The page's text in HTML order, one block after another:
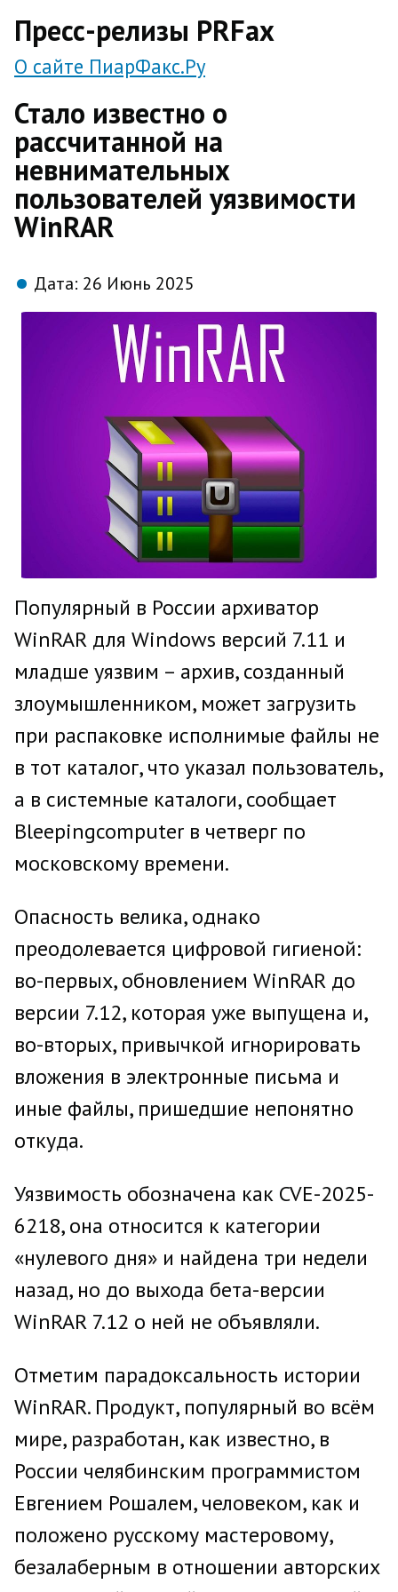
Пресс-релизы PRFax
О сайте ПиарФакс.Ру
Стало известно о
рассчитанной на
невнимательных
пользователей уязвимости
WinRAR
Дата: 26 Июнь 2025
Популярный в России архиватор
WinRAR для Windows версий 7.11 и
младше уязвим – архив, созданный
злоумышленником, может загрузить
при распаковке исполнимые файлы не
в тот каталог, что указал пользователь,
а в системные каталоги, сообщает
Bleepingcomputer в четверг по
московскому времени.
Опасность велика, однако
преодолевается цифровой гигиеной:
во-первых, обновлением WinRAR до
версии 7.12, которая уже выпущена и,
во-вторых, привычкой игнорировать
вложения в электронные письма и
иные файлы, пришедшие непонятно
откуда.
Уязвимость обозначена как CVE-2025-
6218, она относится к категории
«нулевого дня» и найдена три недели
назад, но до выхода бета-версии
WinRAR 7.12 о ней не объявляли.
Отметим парадоксальность истории
WinRAR. Продукт, популярный во всём
мире, разработан, как известно, в
России челябинским программистом
Евгением Рошалем, человеком, как и
положено русскому мастеровому,
безалаберным в отношении авторских